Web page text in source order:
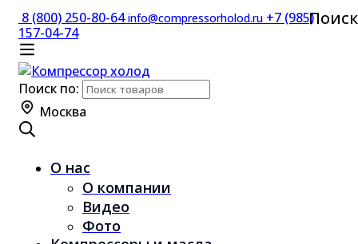
8 (800) 250-80-64info@compressorholod.ru +7 (985)
157-04-74
Поиск по:
Поиск
Москва
О нас
О компании
Видео
Фото